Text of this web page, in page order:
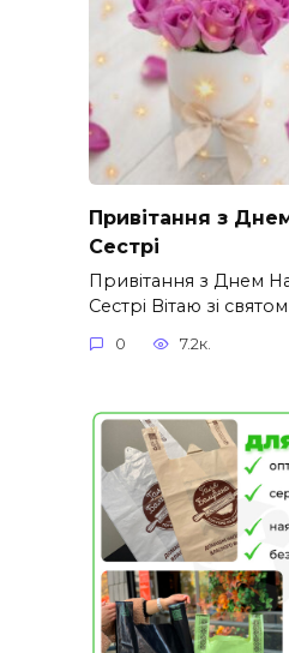
Привітання з
Сестрі
Привітання з Днем
Сестрі Вітаю зі святом
0 7.2к.